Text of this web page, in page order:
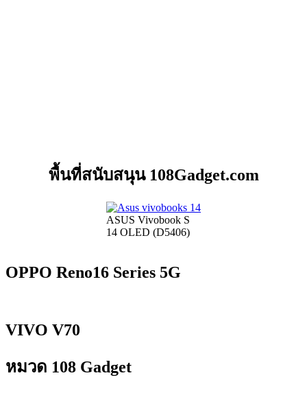
พื้นที่สนับสนุน 108Gadget.com
ASUS Vivobook S
14 OLED (D5406)
OPPO Reno16 Series 5G
VIVO V70
หมวด 108 Gadget